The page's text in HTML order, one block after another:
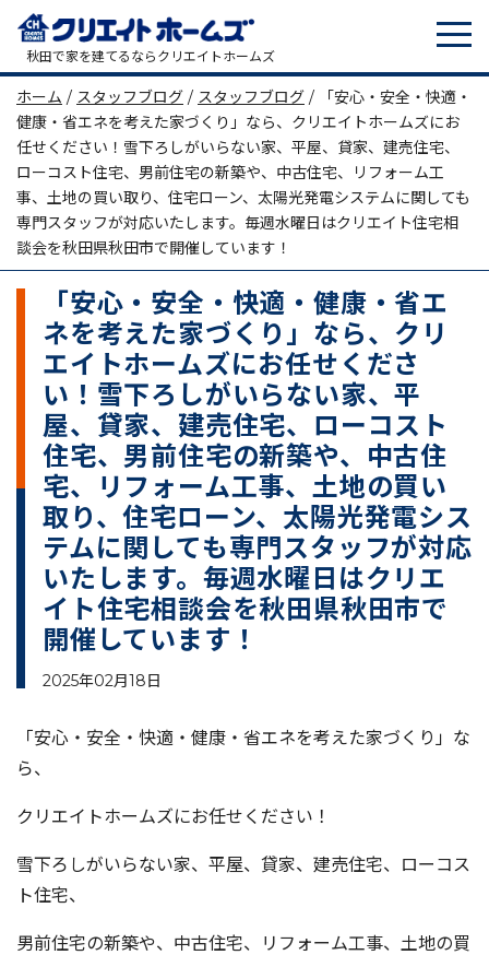
メインナビゲーション
秋田で家を建てるならクリエイトホームズ
ホーム / スタッフブログ / スタッフブログ /
「安心・安全・快適・
健康・省エネを考えた家づくり」なら、クリエイトホームズにお
任せください！雪下ろしがいらない家、平屋、貸家、建売住宅、
ローコスト住宅、男前住宅の新築や、中古住宅、リフォーム工
事、土地の買い取り、住宅ローン、太陽光発電システムに関しても
専門スタッフが対応いたします。毎週水曜日はクリエイト住宅相
談会を秋田県秋田市で開催しています！
「安心・安全・快適・健康・省エ
ネを考えた家づくり」なら、クリ
エイトホームズにお任せくださ
い！雪下ろしがいらない家、平
屋、貸家、建売住宅、ローコスト
住宅、男前住宅の新築や、中古住
宅、リフォーム工事、土地の買い
取り、住宅ローン、太陽光発電シス
テムに関しても専門スタッフが対応
いたします。毎週水曜日はクリエ
イト住宅相談会を秋田県秋田市で
開催しています！
2025年02月18日
「安心・安全・快適・健康・省エネを考えた家づくり」な
ら、
クリエイトホームズにお任せください！
雪下ろしがいらない家、平屋、貸家、建売住宅、ローコス
ト住宅、
男前住宅の新築や、中古住宅、リフォーム工事、土地の買